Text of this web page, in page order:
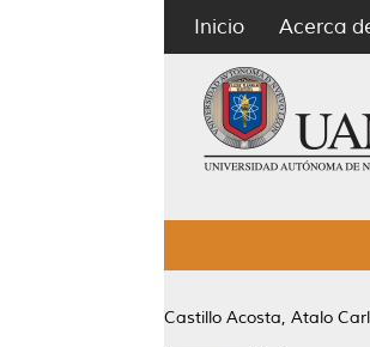
Inicio Acerca
Castillo Acosta, Atalo